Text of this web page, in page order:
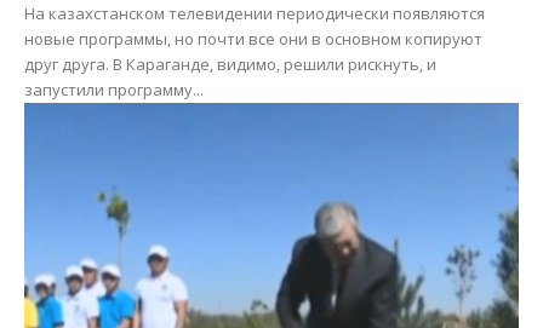
На казахстанском телевидении периодически появляются
новые программы, но почти все они в основном копируют
друг друга. В Караганде, видимо, решили рискнуть, и
запустили программу...